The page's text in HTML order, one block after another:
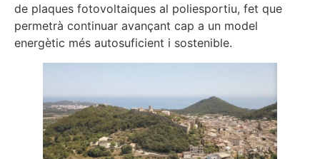
de plaques fotovoltaiques al poliesportiu, fet que
permetrà continuar avançant cap a un model
energètic més autosuficient i sostenible.